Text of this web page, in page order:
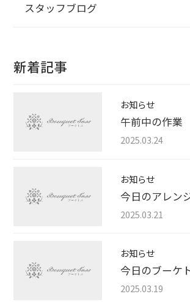
スタッフブログ
新着記事
お知らせ
午前中の作業
2025.03.24
お知らせ
今日のアレン
2025.03.21
お知らせ
今日のブーケ
2025.03.19